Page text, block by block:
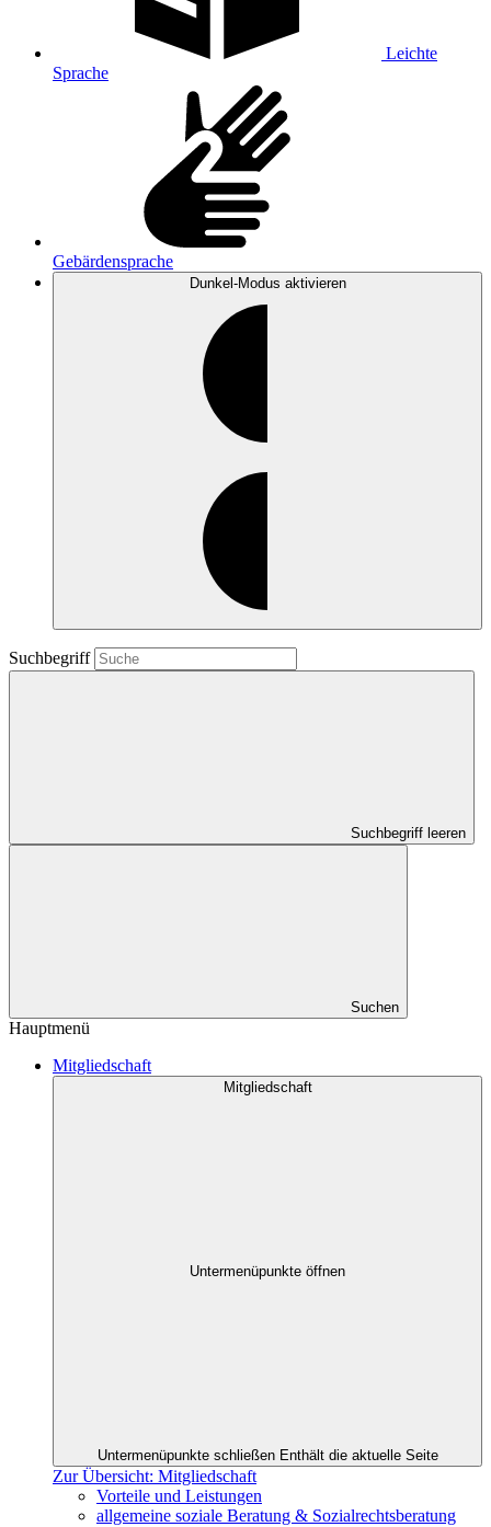
Leichte
Sprache
Gebärdensprache
Dunkel-Modus aktivieren
Suchbegriff
Suchbegriff leeren
Suchen
Hauptmenü
Mitgliedschaft
Mitgliedschaft
Untermenüpunkte öffnen
Untermenüpunkte schließen Enthält die aktuelle Seite
Zur Übersicht: Mitgliedschaft
Vorteile und Leistungen
allgemeine soziale Beratung & Sozialrechtsberatung